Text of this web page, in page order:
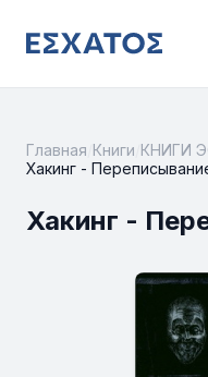
Главная Книги КНИГИ
Хакинг -
Хакинг -